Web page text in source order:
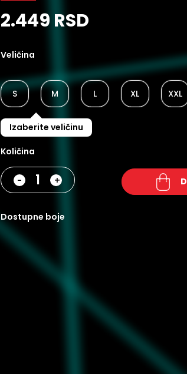
2.449 RSD
Veličina
S M L XL XXL
Izaberite veličinu
Količina
- +
dostupne boje